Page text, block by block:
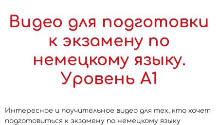
Видео для подготовки
к экзамену по
немецкому языку.
Уровень А1
Интересное и поучительное видео для тех, кто хочет
подготовиться к экзамену по немецкому языку